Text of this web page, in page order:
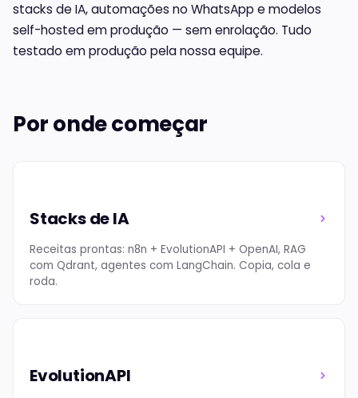
stacks de IA, automações no WhatsApp e modelos
self-hosted em produção — sem enrolação. Tudo
testado em produção pela nossa equipe.
Por onde começar
Stacks de IA
Receitas prontas: n8n + EvolutionAPI + OpenAI, RAG
com Qdrant, agentes com LangChain. Copia, cola e
roda.
EvolutionAPI